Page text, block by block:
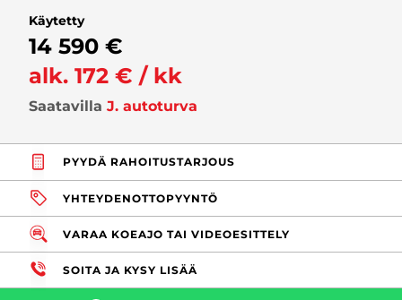
Käytetty
14 590 €
alk. 172 € / kk
Saatavilla J. autoturva
PYYDÄ RAHOITUSTARJOUS
YHTEYDENOTTOPYYNTÖ
VARAA KOEAJO TAI VIDEOESITTELY
SOITA JA KYSY LISÄÄ